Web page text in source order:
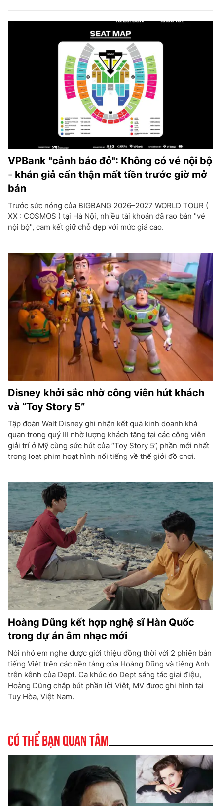
VPBank "cảnh báo đỏ": Không có vé nội bộ
- khán giả cẩn thận mất tiền trước giờ mở
bán
Trước sức nóng của BIGBANG 2026–2027 WORLD TOUR (
XX : COSMOS ) tại Hà Nội, nhiều tài khoản đã rao bán "vé
nội bộ", cam kết giữ chỗ đẹp với mức giá cao.
Disney khởi sắc nhờ công viên hút khách
và “Toy Story 5”
Tập đoàn Walt Disney ghi nhận kết quả kinh doanh khả
quan trong quý III nhờ lượng khách tăng tại các công viên
giải trí ở Mỹ cùng sức hút của “Toy Story 5”, phần mới nhất
trong loạt phim hoạt hình nổi tiếng về thế giới đồ chơi.
Hoàng Dũng kết hợp nghệ sĩ Hàn Quốc
trong dự án âm nhạc mới
Nói nhỏ em nghe được giới thiệu đồng thời với 2 phiên bản
tiếng Việt trên các nền tảng của Hoàng Dũng và tiếng Anh
trên kênh của Dept. Ca khúc do Dept sáng tác giai điệu,
Hoàng Dũng chắp bút phần lời Việt, MV được ghi hình tại
Tuy Hòa, Việt Nam.
Có thể bạn quan tâm